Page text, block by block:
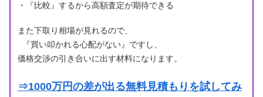
・『比較』するから高額査定が期待できる
また下取り相場が見れるので、
『買い叩かれる心配がない』ですし、
価格交渉の引き合いに出す材料になります。
⇒1000万円の差が出る無料見積もりを試してみ